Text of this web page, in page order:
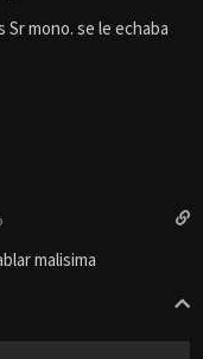
mono. se le echaba
malisima